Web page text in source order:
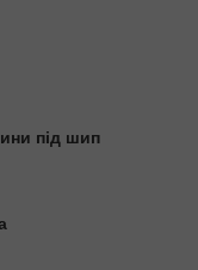
під шип